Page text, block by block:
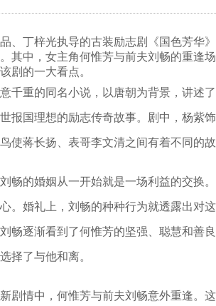
、丁梓光执导的古装励志剧《国色芳华
其中，女主角何惟芳与前夫刘畅的重逢
剧的一大看点。
意千重的同名小说，以唐朝为背景，讲述
报国理想的励志传奇故事。剧中，杨紫
使蒋长扬、表哥李文清之间有着不同的
畅的婚姻从一开始就是一场利益的交换
。婚礼上，刘畅的种种行为就透露出对
畅逐渐看到了何惟芳的坚强、聪慧和善
择了与他和离。
剧情中，何惟芳与前夫刘畅意外重逢。